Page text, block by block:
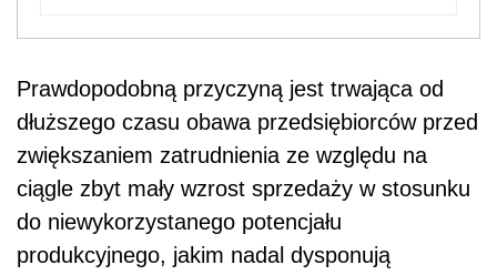
Prawdopodobną przyczyną jest trwająca od
dłuższego czasu obawa przedsiębiorców przed
zwiększaniem zatrudnienia ze względu na
ciągle zbyt mały wzrost sprzedaży w stosunku
do niewykorzystanego potencjału
produkcyjnego, jakim nadal dysponują